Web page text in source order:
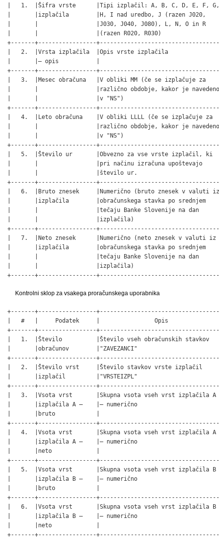
|   1.  |Šifra vrste      |Tipi izplačil: A, B, C, D, E, F,
|       |izplačila        |H, I nad uredbo, J (razen J020,
|       |                 |J030, J040, J080), L, N, O in R
|       |                 |(razen R020, R030)
+-------+-----------------
|   2.  |Vrsta izplačila  |Opis vrste izplačila
|       |– opis           |
+-------+-----------------
|   3.  |Mesec obračuna   |V obliki MM (če se izplačuje za
|       |                 |različno obdobje, kakor je
|       |                 |v "NS")
+-------+-----------------
|   4.  |Leto obračuna    |V obliki LLLL (če se izplačuje za
|       |                 |različno obdobje, kakor je
|       |                 |v "NS")
+-------+-----------------
|   5.  |Število ur       |Obvezno za vse vrste izplačil, ki
|       |                 |pri načinu izračuna upoštevajo
|       |                 |število ur.
+-------+-----------------
|   6.  |Bruto znesek     |Numerično (bruto znesek v valuti
|       |izplačila        |obračunskega stavka po srednjem
|       |                 |tečaju Banke Slovenije na dan
|       |                 |izplačila)
+-------+-----------------
|   7.  |Neto znesek      |Numerično (neto znesek v valuti
|       |izplačila        |obračunskega stavka po srednjem
|       |                 |tečaju Banke Slovenije na dan
|       |                 |izplačila)
+-------+-----------------
Kontrolni sklop za vsakega proračunskega uporabnika
+-------+-----------------
|   #   |     Podatek     |                Opis
+-------+-----------------
|   1.  |Število          |Število vseh obračunskih stavkov
|       |obračunov        |"ZAVEZANCI"
+-------+-----------------
|   2.  |Število vrst     |Število stavkov vrste izplačil
|       |izplačil         |"VRSTEIZPL"
+-------+-----------------
|   3.  |Vsota vrst       |Skupna vsota vseh vrst izplačila
|       |izplačila A –    |– numerično
|       |bruto            |
+-------+-----------------
|   4.  |Vsota vrst       |Skupna vsota vseh vrst izplačila
|       |izplačila A –    |– numerično
|       |neto             |
+-------+-----------------
|   5.  |Vsota vrst       |Skupna vsota vseh vrst izplačila
|       |izplačila B –    |– numerično
|       |bruto            |
+-------+-----------------
|   6.  |Vsota vrst       |Skupna vsota vseh vrst izplačila
|       |izplačila B –    |– numerično
|       |neto             |
+-------+-----------------